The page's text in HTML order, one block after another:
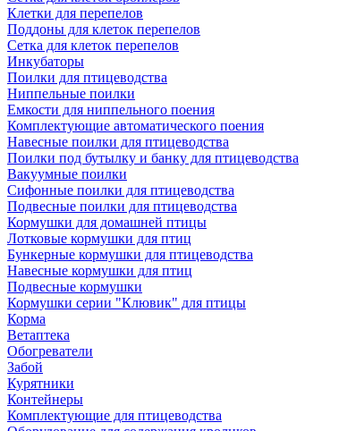
Клетки для перепелов
Поддоны для клеток перепелов
Сетка для клеток перепелов
Инкубаторы
Поилки для птицеводства
Ниппельные поилки
Емкости для ниппельного поения
Комплектующие автоматического поения
Навесные поилки для птицеводства
Поилки под бутылку и банку для птицеводства
Вакуумные поилки
Сифонные поилки для птицеводства
Подвесные поилки для птицеводства
Кормушки для домашней птицы
Лотковые кормушки для птиц
Бункерные кормушки для птицеводства
Навесные кормушки для птиц
Подвесные кормушки
Кормушки серии "Клювик" для птицы
Корма
Ветаптека
Обогреватели
Забой
Курятники
Контейнеры
Комплектующие для птицеводства